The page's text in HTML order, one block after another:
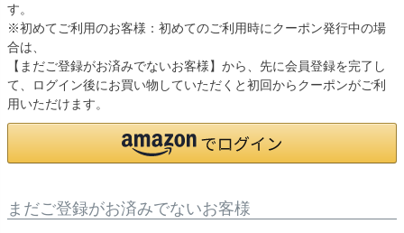
す。
※初めてご利用のお客様：初めてのご利用時にクーポン発行中の場
合は、
【まだご登録がお済みでないお客様】から、先に会員登録を完了し
て、ログイン後にお買い物していただくと初回からクーポンがご利
用いただけます。
まだご登録がお済みでないお客様